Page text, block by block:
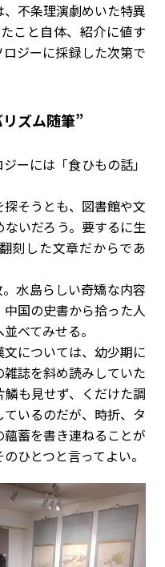
不条理演劇めいた特異
こと自体、紹介に値す
ジーに採録した次第で
ズム随筆”
ーには「食ひもの話」
そうとも、図書館や文
いだろう。要するに生
刻した文章だからであ
水島らしい奇矯な内容
国の史書から拾った人
べてみせる。
については、幼少期に
誌を斜め読みしていた
も見せず、くだけた調
いるのだが、時折、タ
蓄を書き連ねることが
ひとつと言ってよい。